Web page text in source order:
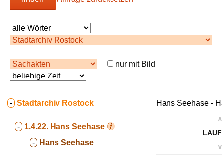
nur mit Bild
- Stadtarchiv Rostock
- 1.4.22. Hans Seehase
- Hans Seehase
Hans Seehase -
∧
∨